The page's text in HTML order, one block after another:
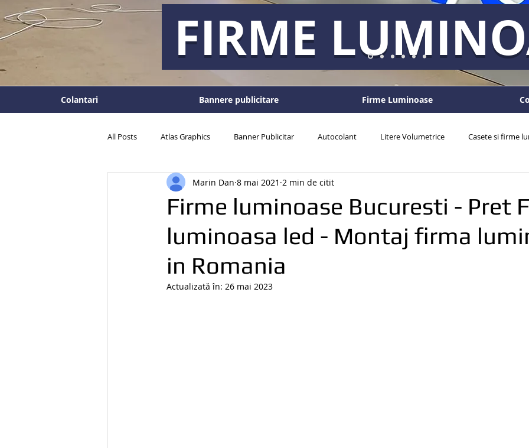
FIRME
Colantari Bannere publicitare Firme Luminoase
All Posts Atlas Graphics Banner Publicitar Autocolant Litere Volumetrice Casete si firme
Panouri publicitare Tablouri personalizate
Firme luminoase Bucuresti - Pret
luminoasa led - Montaj firma
in Romania
Marin Dan 8 mai 2021 2 min de citit
Actualizată în: 26 mai 2023